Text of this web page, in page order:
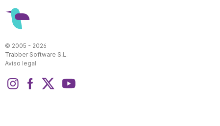
© 2005 - 2026
Trabber Software S.L.
Aviso legal